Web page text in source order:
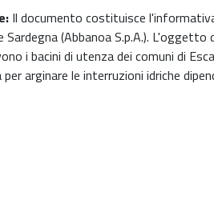
Il documento costituisce
(Abbanoa S.p.A.). L'oggetto
i bacini di utenza dei comuni di
arginare le interruzioni idriche